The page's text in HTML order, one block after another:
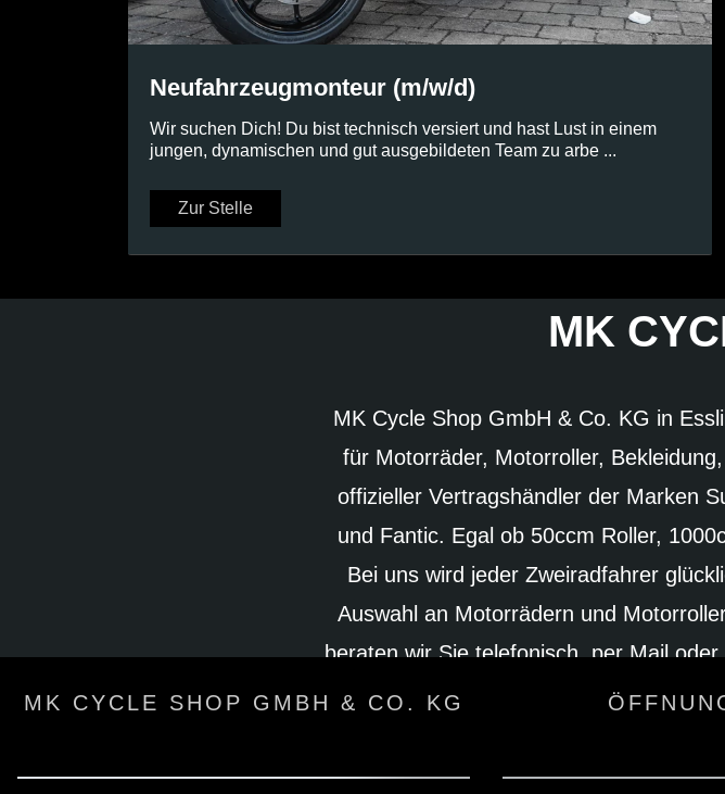
Neufahrzeugmonteur (m/w/d)
Wir suchen Dich! Du bist technisch versiert und hast Lust in einem
jungen, dynamischen und gut ausgebildeten Team zu arbe ...
Zur Stelle
MK
MK Cycle Shop GmbH & Co. KG in
für Motorräder, Motorroller,
offizieller Vertragshändler der Marken
und Fantic. Egal ob 50ccm Roller,
Bei uns wird jeder Zweiradfahrer
Auswahl an Motorrädern und
beraten wir Sie telefonisch, per Mail
auf
MK CYCLE SHOP GMBH & CO. KG